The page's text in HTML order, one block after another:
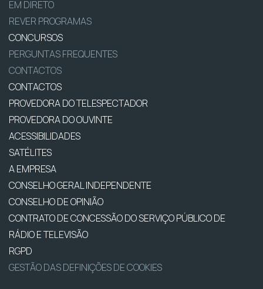
EM DIRETO
REVER PROGRAMAS
CONCURSOS
PERGUNTAS FREQUENTES
CONTACTOS
CONTACTOS
PROVEDORA DO TELESPECTADOR
PROVEDORA DO OUVINTE
ACESSIBILIDADES
SATÉLITES
A EMPRESA
CONSELHO GERAL INDEPENDENTE
CONSELHO DE OPINIÃO
CONTRATO DE CONCESSÃO DO SERVIÇO PÚBLICO DE
RÁDIO E TELEVISÃO
RGPD
GESTÃO DAS DEFINIÇÕES DE COOKIES